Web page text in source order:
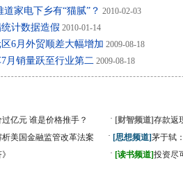
家电下乡有“猫腻”？ 2010-02-03
计数据造假 2010-01-14
6月外贸顺差大幅增加 2009-08-18
月销量跃至行业第二 2009-08-18
亿元 谁是价格推手？ · [财智频道]存款返
美国金融监管改革法案 · [思想频道]茅于轼
· [读书频道]投资尽